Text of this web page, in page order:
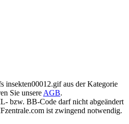
insekten00012.gif aus der Kategorie
Sie unsere AGB.
bzw. BB-Code darf nicht abgeändert
ist zwingend notwendig.